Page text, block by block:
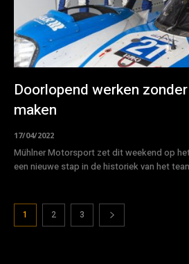
Doorlopend werken
maken
17/04/2022
Mühlner Motorsport zet dit weekend op
een nieuwe stap in de historiek van het
1 2 3